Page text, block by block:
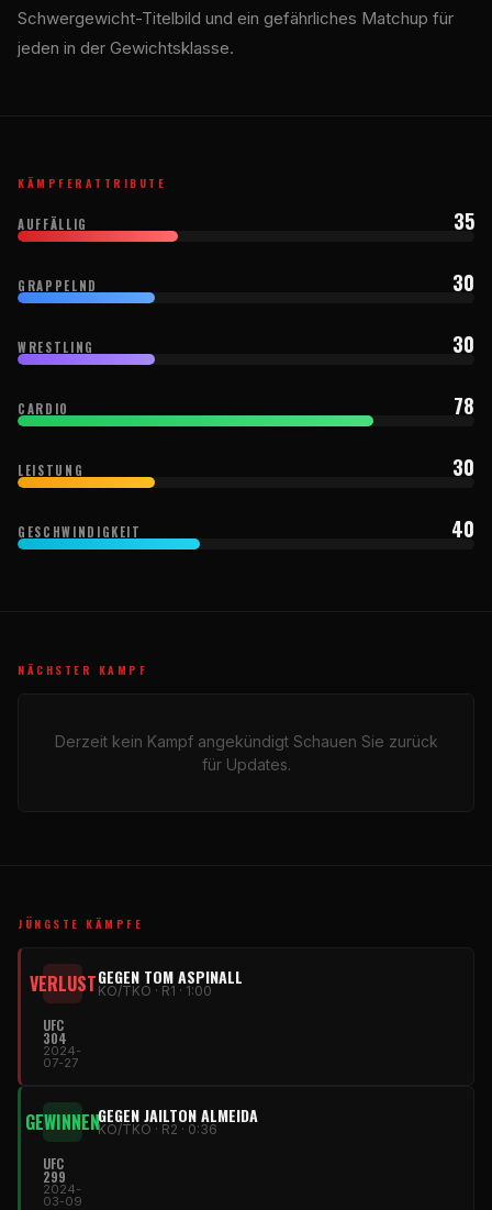
Schwergewicht-Titelbild und ein gefährliches Matchup für
jeden in der Gewichtsklasse.
KÄMPFERATTRIBUTE
AUFFÄLLIG 35
GRAPPELND 30
WRESTLING 30
CARDIO 78
LEISTUNG 30
GESCHWINDIGKEIT 40
NÄCHSTER KAMPF
Derzeit kein Kampf angekündigt Schauen Sie zurück
für Updates.
JÜNGSTE KÄMPFE
VERLUSTGEGEN TOM ASPINALL
KO/TKO · R1 · 1:00
UFC
304
2024-
07-27
GEWINNENGEGEN JAILTON ALMEIDA
KO/TKO · R2 · 0:36
UFC
299
2024-
03-09